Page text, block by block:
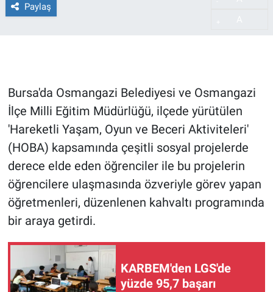
Paylaş
Bursa'da Osmangazi Belediyesi ve Osmangazi
İlçe Milli Eğitim Müdürlüğü, ilçede yürütülen
'Hareketli Yaşam, Oyun ve Beceri Aktiviteleri'
(HOBA) kapsamında çeşitli sosyal projelerde
derece elde eden öğrenciler ile bu projelerin
öğrencilere ulaşmasında özveriyle görev yapan
öğretmenleri, düzenlenen kahvaltı programında
bir araya getirdi.
KARBEM'den LGS'de
yüzde 95,7 başarı